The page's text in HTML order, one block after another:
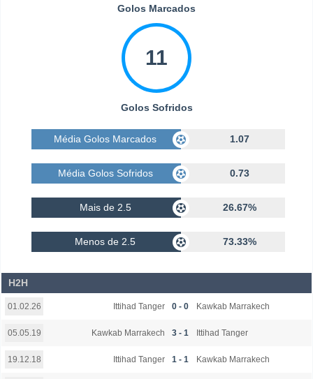
Golos Marcados
11
Golos Sofridos
Média Golos Marcados 1.07
Média Golos Sofridos 0.73
Mais de 2.5 26.67%
Menos de 2.5 73.33%
H2H
01.02.26 Ittihad Tanger 0 - 0 Kawkab Marrakech
05.05.19 Kawkab Marrakech 3 - 1 Ittihad Tanger
19.12.18 Ittihad Tanger 1 - 1 Kawkab Marrakech